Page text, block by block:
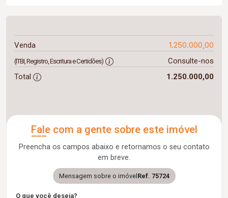
Venda 1.250.000,00
(ITBI, Registro, Escritura e Certidões)
Consulte-nos
Total
1.250.000,00
Fale com a gente sobre este imóvel
Preencha os campos abaixo e retornamos o seu contato
em breve.
Mensagem sobre o imóvel Ref. 75724
O que você deseja?